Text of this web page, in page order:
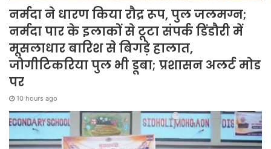
नर्मदा ने धारण किया रौद्र रूप, पुल जलमग्न;
नर्मदा पार के इलाकों से टूटा संपर्क डिंडौरी में
मूसलाधार बारिश से बिगड़े हालात,
जोगीटिकरिया पुल भी डूबा; प्रशासन अलर्ट मोड
पर
10 hours ago